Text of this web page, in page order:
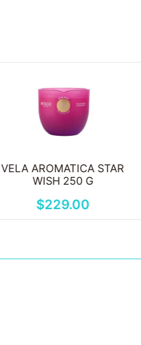
VELA AROMATICA STAR
WISH 250 G
$229.00